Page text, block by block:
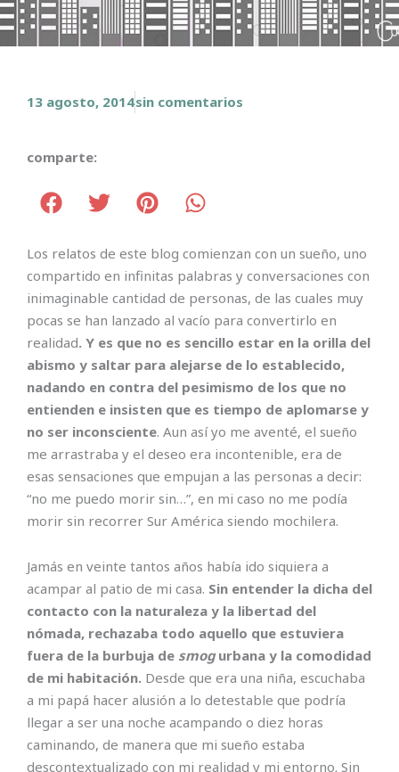
13 agosto, 2014sin comentarios
comparte:
Los relatos de este blog comienzan con un sueño, uno
compartido en infinitas palabras y conversaciones con
inimaginable cantidad de personas, de las cuales muy
pocas se han lanzado al vacío para convertirlo en
realidad. Y es que no es sencillo estar en la orilla del
abismo y saltar para alejarse de lo establecido,
nadando en contra del pesimismo de los que no
entienden e insisten que es tiempo de aplomarse y
no ser inconsciente. Aun así yo me aventé, el sueño
me arrastraba y el deseo era incontenible, era de
esas sensaciones que empujan a las personas a decir:
“no me puedo morir sin…”, en mi caso no me podía
morir sin recorrer Sur América siendo mochilera.
Jamás en veinte tantos años había ido siquiera a
acampar al patio de mi casa. Sin entender la dicha del
contacto con la naturaleza y la libertad del
nómada, rechazaba todo aquello que estuviera
fuera de la burbuja de smogurbana y la comodidad
de mi habitación. Desde que era una niña, escuchaba
a mi papá hacer alusión a lo detestable que podría
llegar a ser una noche acampando o diez horas
caminando, de manera que mi sueño estaba
descontextualizado con mi realidad y mi entorno. Sin